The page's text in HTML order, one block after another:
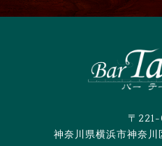
〒
神奈川県横浜市神奈川